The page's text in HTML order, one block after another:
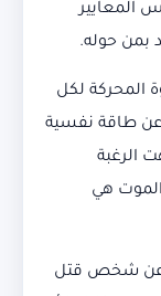
المعايير
بمن حوله.
المحركة لكل
عن طاقة نفسية
الرغبة
هي
عن شخص قتل